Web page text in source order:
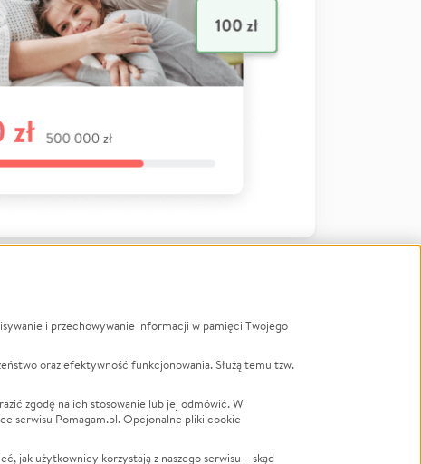
na
LGBTQ+
Powódź
Wichura
i przechowywanie informacji w pamięci Twojego
oraz efektywność funkcjonowania. Służą temu tzw.
zgodę na ich stosowanie lub jej odmówić. W
serwisu Pomagam.pl. Opcjonalne pliki cookie
jak użytkownicy korzystają z naszego serwisu – skąd